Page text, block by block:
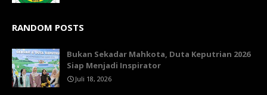
RANDOM POSTS
Bukan Sekadar Mahkota, Duta Keputrian 2026
Siap Menjadi Inspirator
Juli 18, 2026